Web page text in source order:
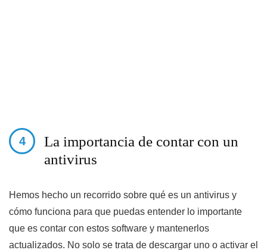
La importancia de contar con un
antivirus
Hemos hecho un recorrido sobre qué es un antivirus y
cómo funciona para que puedas entender lo importante
que es contar con estos software y mantenerlos
actualizados. No solo se trata de descargar uno o activar el